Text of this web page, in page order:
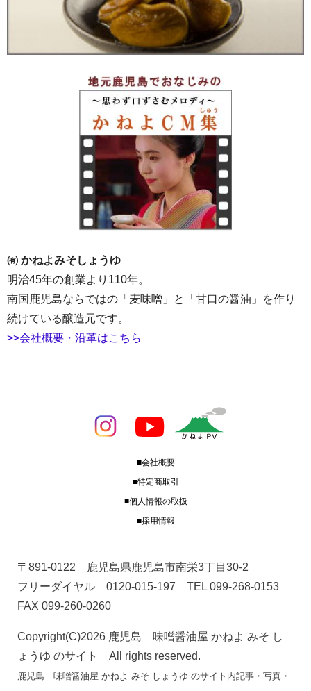
㈲ かねよみそしょうゆ
明治45年の創業より110年。
南国鹿児島ならではの「麦味噌」と「甘口の醤油」を作り
続けている醸造元です。
>>会社概要・沿革はこちら
■会社概要
■特定商取引
■個人情報の取扱
■採用情報
〒891-0122 鹿児島県鹿児島市南栄3丁目30-2
フリーダイヤル 0120-015-197 TEL 099-268-0153
FAX 099-260-0260
Copyright(C)2026 鹿児島 味噌醤油屋 かねよ みそ し
ょうゆ のサイト All rights reserved.
鹿児島 味噌醤油屋 かねよ みそ しょうゆ のサイト内記事・写真・